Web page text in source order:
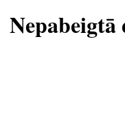
Nepabeigtā